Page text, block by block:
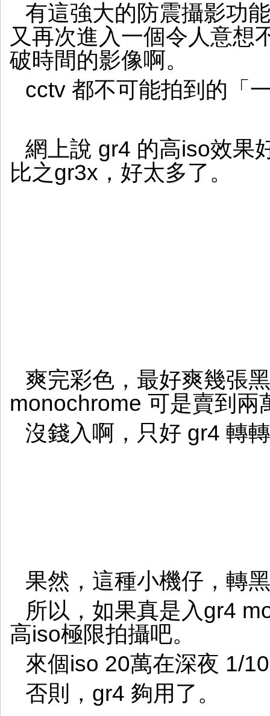
有這強大的防震攝影功
又再次進入一個令人意想
破時間的影像啊。
cctv 都不可能拍到的「
網上說 gr4 的高iso效果
比之gr3x，好太多了。
爽完彩色，最好爽幾張
monochrome 可是賣到兩
沒錢入啊，只好 gr4 轉
果然，這種小機仔，轉
所以，如果真是入gr4
高iso極限拍攝吧。
來個iso 20萬在深夜 1/
否則，gr4 夠用了。